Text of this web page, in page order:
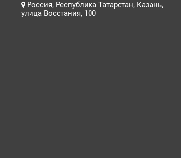
Россия, Республика Татарстан, Казань,
улица Восстания, 100